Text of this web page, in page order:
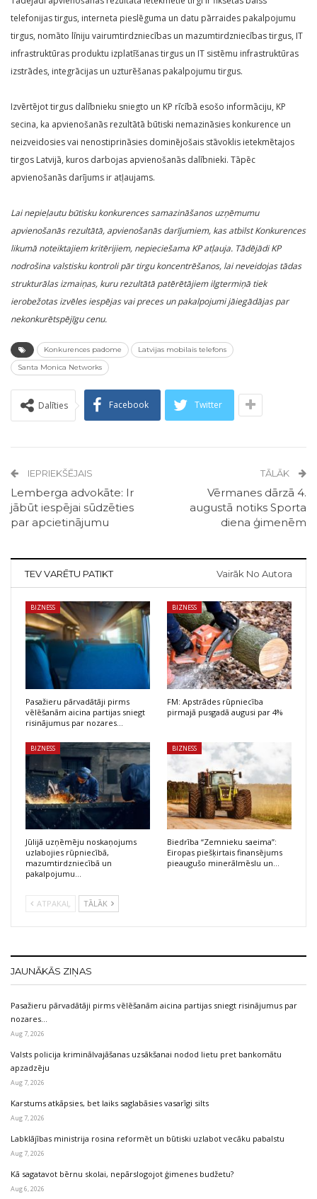
telefonijas tirgus, interneta pieslēguma un datu pārraides pakalpojumu
tirgus, nomāto līniju vairumtirdzniecības un mazumtirdzniecības tirgus, IT
infrastruktūras produktu izplatīšanas tirgus un IT sistēmu infrastruktūras
izstrādes, integrācijas un uzturēšanas pakalpojumu tirgus.
Izvērtējot tirgus dalībnieku sniegto un KP rīcībā esošo informāciju, KP
secina, ka apvienošanās rezultātā būtiski nemazināsies konkurence un
neizveidosies vai nenostiprināsies dominējošais stāvoklis ietekmētajos
tirgos Latvijā, kuros darbojas apvienošanās dalībnieki. Tāpēc
apvienošanās darījums ir atļaujams.
Lai nepieļautu būtisku konkurences samazināšanos uzņēmumu
apvienošanās rezultātā, apvienošanās darījumiem, kas atbilst Konkurences
likumā noteiktajiem kritērijiem, nepieciešama KP atļauja. Tādējādi KP
nodrošina valstisku kontroli pār tirgu koncentrēšanos, lai neveidojas tādas
strukturālas izmaiņas, kuru rezultātā patērētājiem ilgtermiņā tiek
ierobežotas izvēles iespējas vai preces un pakalpojumi jāiegādājas par
nekonkurētspējīgu cenu.
Konkurences padome
Latvijas mobilais telefons
Santa Monica Networks
Dalīties Facebook Twitter
IEPRIEKŠĒJAIS
Lemberga advokāte: Ir
jābūt iespējai sūdzēties
par apcietinājumu
TĀLĀK
Vērmanes dārzā 4.
augustā notiks Sporta
diena ģimenēm
TEV VARĒTU PATIKT Vairāk No Autora
BIZNESS
Pasažieru pārvadātāji pirms
vēlēšanām aicina partijas sniegt
risinājumus par nozares…
BIZNESS
FM: Apstrādes rūpniecība
pirmajā pusgadā augusi par 4%
BIZNESS
Jūlijā uzņēmēju noskaņojums
uzlabojies rūpniecībā,
mazumtirdzniecībā un
pakalpojumu…
BIZNESS
Biedrība “Zemnieku saeima”:
Eiropas piešķirtais finansējums
pieaugušo minerālmēslu un…
ATPAKAĻ TĀLĀK
JAUNĀKĀS ZIŅAS
Pasažieru pārvadātāji pirms vēlēšanām aicina partijas sniegt risinājumus par
nozares…
Aug 7, 2026
Valsts policija kriminālvajāšanas uzsākšanai nodod lietu pret bankomātu
apzadzēju
Aug 7, 2026
Karstums atkāpsies, bet laiks saglabāsies vasarīgi silts
Aug 7, 2026
Labklājības ministrija rosina reformēt un būtiski uzlabot vecāku pabalstu
Aug 7, 2026
Kā sagatavot bērnu skolai, nepārslogojot ģimenes budžetu?
Aug 6, 2026